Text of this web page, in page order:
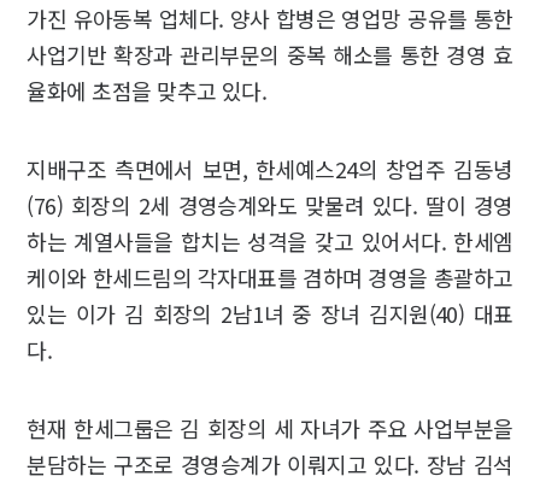
가진 유아동복 업체다. 양사 합병은 영업망 공유를 통한
사업기반 확장과 관리부문의 중복 해소를 통한 경영 효
율화에 초점을 맞추고 있다.
지배구조 측면에서 보면, 한세예스24의 창업주 김동녕
(76) 회장의 2세 경영승계와도 맞물려 있다. 딸이 경영
하는 계열사들을 합치는 성격을 갖고 있어서다. 한세엠
케이와 한세드림의 각자대표를 겸하며 경영을 총괄하고
있는 이가 김 회장의 2남1녀 중 장녀 김지원(40) 대표
다.
현재 한세그룹은 김 회장의 세 자녀가 주요 사업부분을
분담하는 구조로 경영승계가 이뤄지고 있다. 장남 김석